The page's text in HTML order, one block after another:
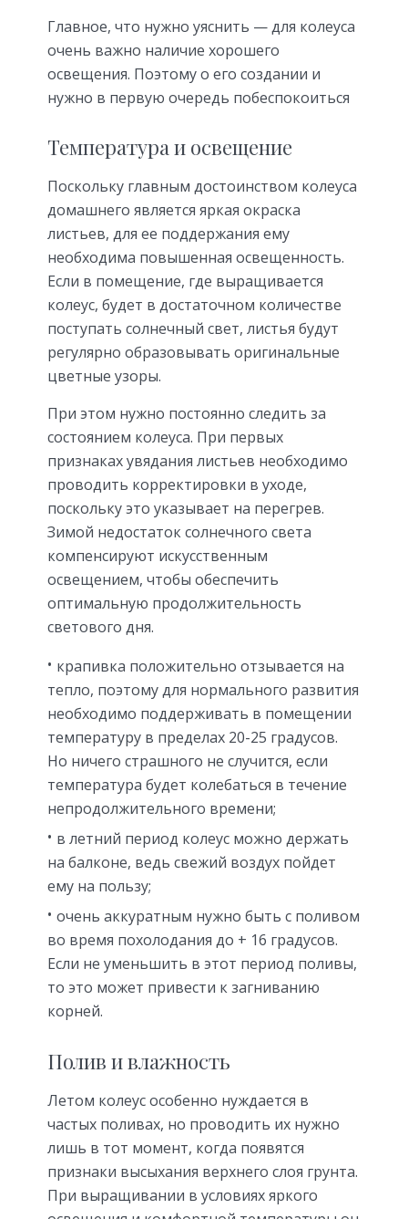
Главное, что нужно уяснить — для колеуса
очень важно наличие хорошего
освещения. Поэтому о его создании и
нужно в первую очередь побеспокоиться
Температура и освещение
Поскольку главным достоинством колеуса
домашнего является яркая окраска
листьев, для ее поддержания ему
необходима повышенная освещенность.
Если в помещение, где выращивается
колеус, будет в достаточном количестве
поступать солнечный свет, листья будут
регулярно образовывать оригинальные
цветные узоры.
При этом нужно постоянно следить за
состоянием колеуса. При первых
признаках увядания листьев необходимо
проводить корректировки в уходе,
поскольку это указывает на перегрев.
Зимой недостаток солнечного света
компенсируют искусственным
освещением, чтобы обеспечить
оптимальную продолжительность
светового дня.
крапивка положительно отзывается на
тепло, поэтому для нормального развития
необходимо поддерживать в помещении
температуру в пределах 20-25 градусов.
Но ничего страшного не случится, если
температура будет колебаться в течение
непродолжительного времени;
в летний период колеус можно держать
на балконе, ведь свежий воздух пойдет
ему на пользу;
очень аккуратным нужно быть с поливом
во время похолодания до + 16 градусов.
Если не уменьшить в этот период поливы,
то это может привести к загниванию
корней.
Полив и влажность
Летом колеус особенно нуждается в
частых поливах, но проводить их нужно
лишь в тот момент, когда появятся
признаки высыхания верхнего слоя грунта.
При выращивании в условиях яркого